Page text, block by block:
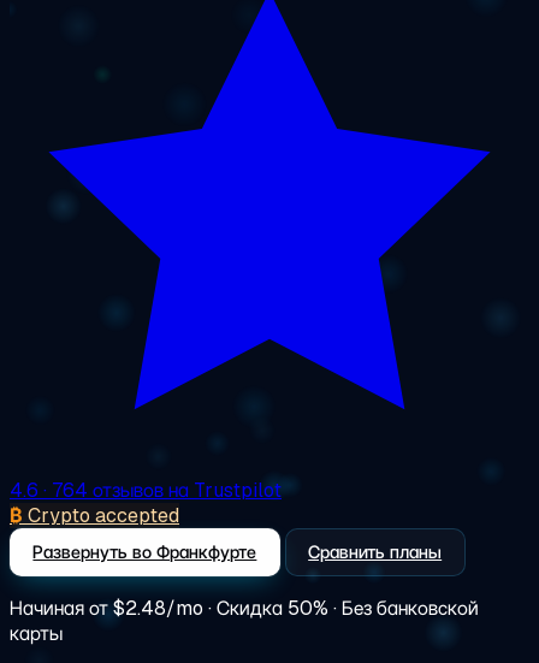
4.6 · 764 отзывов на Trustpilot
₿ Crypto accepted
Развернуть во Франкфурте Сравнить планы
Начиная от$2.48/mo · Скидка 50% · Без банковской
карты